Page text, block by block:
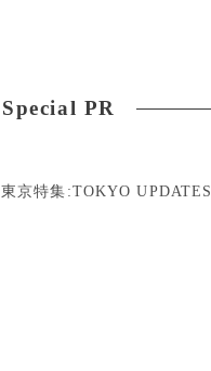
Special PR
東京特集:TOKYO UPDATES